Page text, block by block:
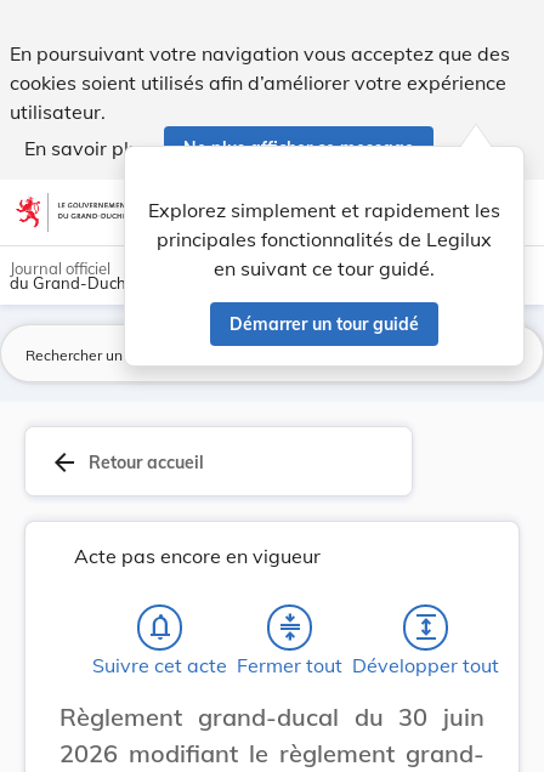
En poursuivant votre navigation vous acceptez que des
cookies soient utilisés afin d’améliorer votre expérience
utilisateur.
En savoir plus
Ne plus afficher ce message
Aller au contenu account_circle help Aide
Explorez simplement et rapidement les
principales fonctionnalités de Legilux
en suivant ce tour guidé.
Démarrer un tour guidé
light_mode dark_mode
Journal officiel
du Grand-Duché de Luxembourg
arrow_back Retour accueil
Acte pas encore en vigueur
notifications_none
Suivre cet acte
compress
Fermer tout
expand
Développer tout
Règlement grand-ducal du 30 juin
2026 modifiant le règlement grand-